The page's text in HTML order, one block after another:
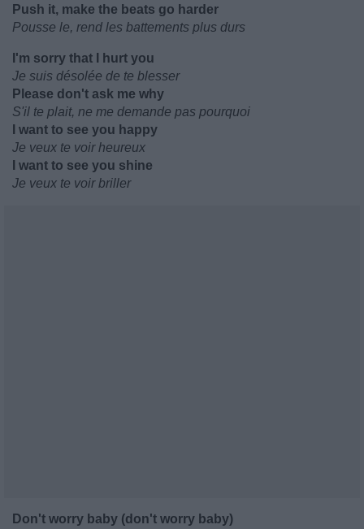
Push it, make the beats go harder
Pousse le, rend les battements plus durs
I'm sorry that I hurt you
Je suis désolée de te blesser
Please don't ask me why
S'il te plait, ne me demande pas pourquoi
I want to see you happy
Je veux te voir heureux
I want to see you shine
Je veux te voir briller
Don't worry baby (don't worry baby)